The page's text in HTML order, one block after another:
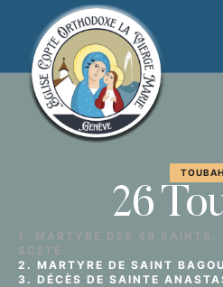
TOUBAH
26
1. MARTYRE DES 49 SAINTS,
SCÉTÉ.
2. MARTYRE DE SAINT
3. DÉCÈS DE SAINTE